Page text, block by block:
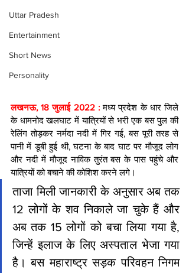
Uttar Pradesh
Entertainment
Short News
Personality
लखनऊ, 18 जुलाई 2022 : मध्‍य प्रदेश के धार जिले
के धामनोद खलघाट में यात्रियों से भरी एक बस पुल की
रेलिंग तोड़कर नर्मदा नदी में गिर गई, बस पूरी तरह से
पानी में डूबी हुई थी, घटना के बाद घाट पर मौजूद लोग
और नदी में मौजूद नाविक तुरंत बस के पास पहुंचे और
यात्रियों को बचाने की कोशिश करने लगे।
ताजा मिली जानकारी के अनुसार अब तक
12 लोगों के शव निकाले जा चुके हैं और
अब तक 15 लोगों को बचा लिया गया है,
जिन्हें इलाज के लिए अस्पताल भेजा गया
है। बस महाराष्ट्र सड़क परिवहन निगम